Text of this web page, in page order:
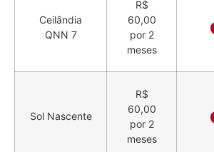
Ceilândia
QNN 7
R$
60,00
por 2
meses
Sol Nascente
R$
60,00
por 2
meses